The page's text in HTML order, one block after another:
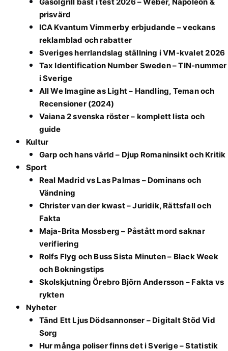
prisvärd
ICA Kvantum Vimmerby erbjudande – veckans
reklamblad och rabatter
Sveriges herrlandslag ställning i VM-kvalet 2026
Tax Identification Number Sweden – TIN-nummer
i Sverige
All We Imagine as Light – Handling, Teman och
Recensioner (2024)
Vaiana 2 svenska röster – komplett lista och
guide
Kultur
Garp och hans värld – Djup Romaninsikt och Kritik
Sport
Real Madrid vs Las Palmas – Dominans och
Vändning
Christer van der kwast – Juridik, Rättsfall och
Fakta
Maja-Brita Mossberg – Påstått mord saknar
verifiering
Rolfs Flyg och Buss Sista Minuten – Black Week
och Bokningstips
Skolskjutning Örebro Björn Andersson – Fakta vs
rykten
Nyheter
Tänd Ett Ljus Dödsannonser – Digitalt Stöd Vid
Sorg
Hur många poliser finns det i Sverige – Statistik